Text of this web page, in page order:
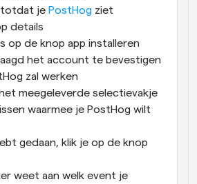
totdat je PostHog ziet
details
op de knop app installeren
het account te bevestigen
zal werken
meegeleverde selectievakje
waarmee je PostHog wilt
gedaan, klik je op de knop
weet aan welk event je